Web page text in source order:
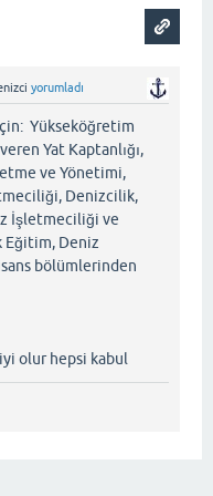
yorumladı
Yükseköğretim
Yat Kaptanlığı,
ve Yönetimi,
Denizcilik,
İşletmeciliği ve
Eğitim, Deniz
bölümlerinden
olur hepsi kabul